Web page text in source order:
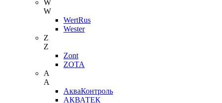
W
W
WertRus
Wester
Z
Z
Zont
ZOTA
А
А
АкваКонтроль
АКВАТЕК